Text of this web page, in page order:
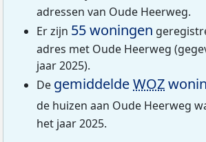
adressen van Oude Heerweg.
Er zijn 55 woningen
adres met Oude Heerweg
jaar 2025).
De gemiddeldeWOZ
de huizen aan Oude Heerweg
het jaar 2025.